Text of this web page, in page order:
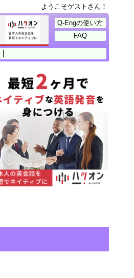
ようこそゲストさん！
Q-Engの使い方
FAQ